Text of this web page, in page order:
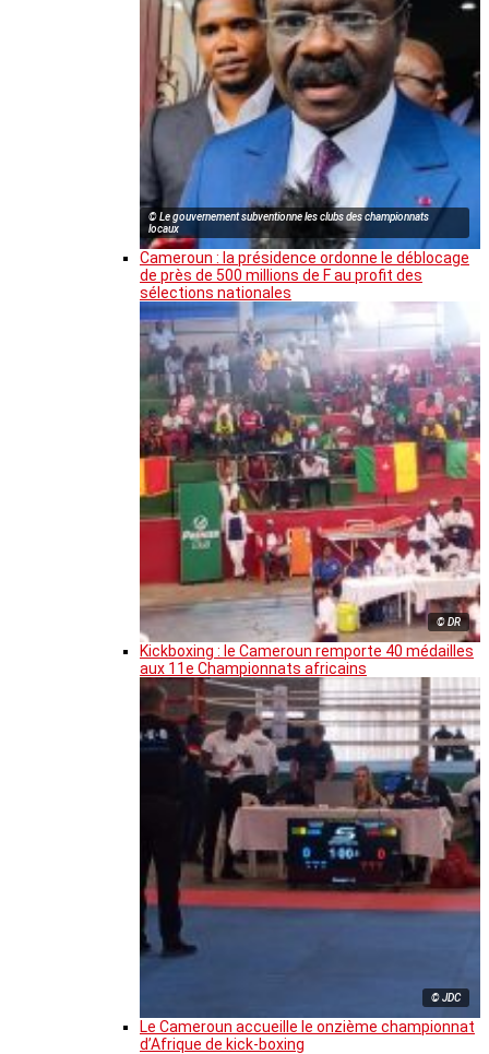
© Le gouvernement subventionne les clubs des championnats
locaux
Cameroun : la présidence ordonne le déblocage
de près de 500 millions de F au profit des
sélections nationales
© DR
Kickboxing : le Cameroun remporte 40 médailles
aux 11e Championnats africains
© JDC
Le Cameroun accueille le onzième championnat
d’Afrique de kick-boxing